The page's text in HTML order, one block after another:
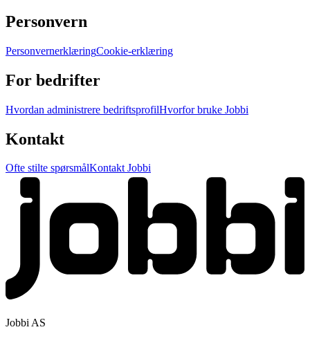
Personvern
PersonvernerklæringCookie-erklæring
For bedrifter
Hvordan administrere bedriftsprofilHvorfor bruke Jobbi
Kontakt
Ofte stilte spørsmålKontakt Jobbi
Jobbi AS